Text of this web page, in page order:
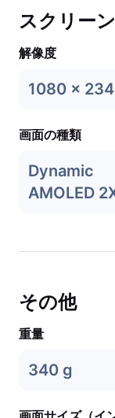
スクリー
解像度
1080 x
画面の種類
Dynamic
AMOLED
その他
重量
340 g